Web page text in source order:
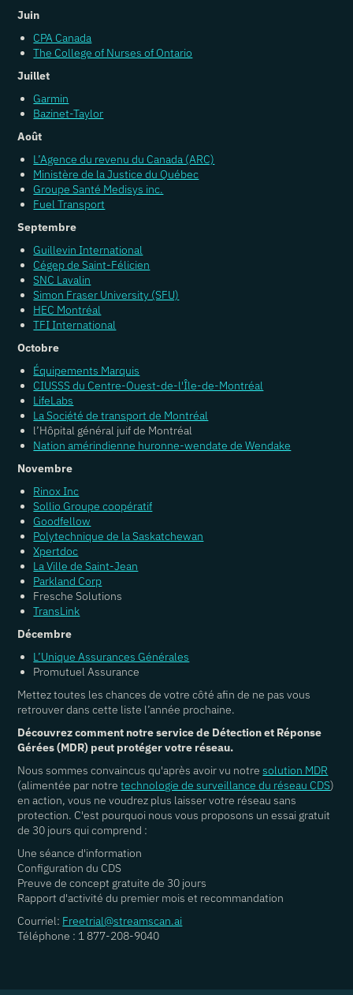
Juin
CPA Canada
The College of Nurses of Ontario
Juillet
Garmin
Bazinet-Taylor
Août
L’Agence du revenu du Canada (ARC)
Ministère de la Justice du Québec
Groupe Santé Medisys inc.
Fuel Transport
Septembre
Guillevin International
Cégep de Saint-Félicien
SNC Lavalin
Simon Fraser University (SFU)
HEC Montréal
TFI International
Octobre
Équipements Marquis
CIUSSS du Centre-Ouest-de-l'Île-de-Montréal
LifeLabs
La Société de transport de Montréal
l’Hôpital général juif de Montréal
Nation amérindienne huronne-wendate de Wendake
Novembre
Rinox Inc
Sollio Groupe coopératif
Goodfellow
Polytechnique de la Saskatchewan
Xpertdoc
La Ville de Saint-Jean
Parkland Corp
Fresche Solutions
TransLink
Décembre
L’Unique Assurances Générales
Promutuel Assurance
Mettez toutes les chances de votre côté afin de ne pas vous
retrouver dans cette liste l’année prochaine.
Découvrez comment notre service de Détection et Réponse
Gérées (MDR) peut protéger votre réseau.
Nous sommes convaincus qu'après avoir vu notresolution MDR
(alimentée par notretechnologie de surveillance du réseau CDS)
en action, vous ne voudrez plus laisser votre réseau sans
protection. C'est pourquoi nous vous proposons un essai gratuit
de 30 jours qui comprend :
Une séance d'information
Configuration du CDS
Preuve de concept gratuite de 30 jours
Rapport d'activité du premier mois et recommandation
Courriel: Freetrial@streamscan.ai
Téléphone : 1 877-208-9040